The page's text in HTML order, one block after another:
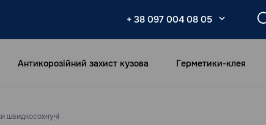
+ 38 097 004 08 05
Антикорозійний захист кузова Герметики-клея
швидкосохнучі